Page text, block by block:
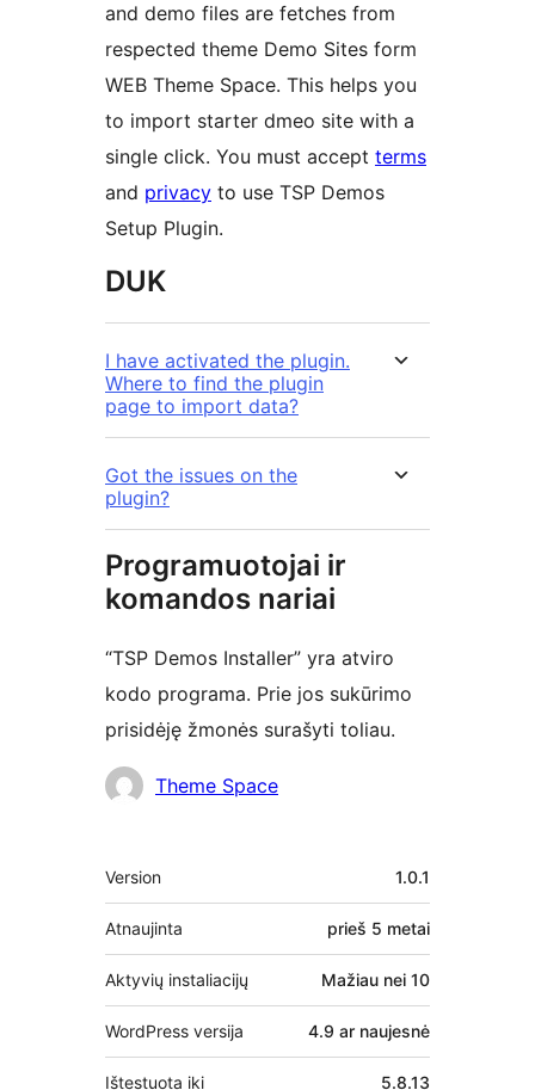
and demo files are fetches from
respected theme Demo Sites form
WEB Theme Space. This helps you
to import starter dmeo site with a
single click. You must accept terms
and privacy to use TSP Demos
Setup Plugin.
DUK
I have activated the plugin.
Where to find the plugin
page to import data?
Got the issues on the
plugin?
Programuotojai ir
komandos nariai
“TSP Demos Installer” yra atviro
kodo programa. Prie jos sukūrimo
prisidėję žmonės surašyti toliau.
AutoriaiTheme Space
Metainformacija
Version 1.0.1
Atnaujinta prieš 5 metai
Aktyvių instaliacijų Mažiau nei 10
WordPress versija 4.9 ar naujesnė
Ištestuota iki 5.8.13